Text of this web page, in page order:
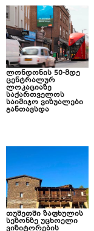
ლონდონის 50-მდე
ცენტრალურ
ლოკაციაზე
საქართველოს
საიმიჯო ვიზუალები
განთავსდა
თუშეთში ზაფხულის
სეზონზე უცხოელი
ვიზიტორების